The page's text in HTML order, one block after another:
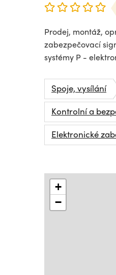
Prodej, montáž,
zabezpečovací
systémy P -
Spoje, vysílání
Kontrolní a
Elektronické
+
−